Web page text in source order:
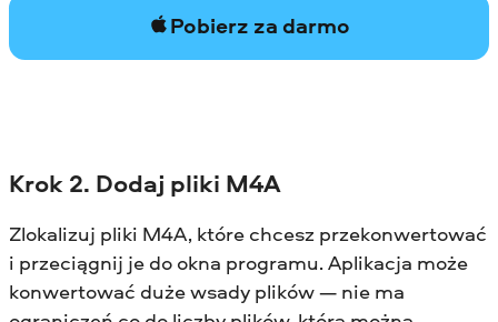
Pobierz za darmo
Krok 2. Dodaj pliki M4A
Zlokalizuj pliki M4A, które chcesz przekonwertować
i przeciągnij je do okna programu. Aplikacja może
konwertować duże wsady plików — nie ma